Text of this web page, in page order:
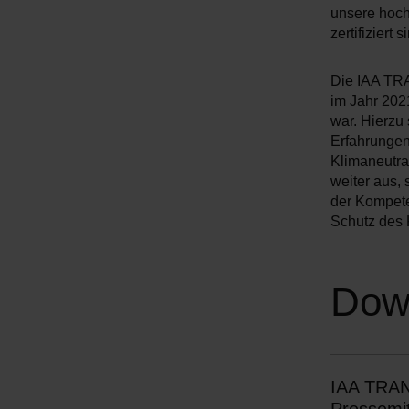
unsere
zertifiziert
Die IAA
im Jahr
war. Hierzu
weiter aus,
der
Schutz des
IAA